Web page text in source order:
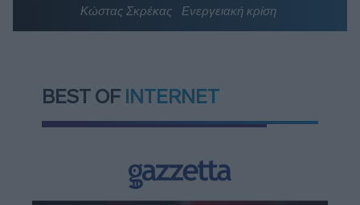
Κώστας Σκρέκας
Ενεργειακή κρίση
BEST OF INTERNET